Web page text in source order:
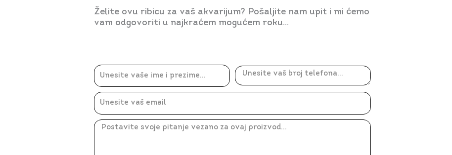
Želite ovu ribicu za vaš akvarijum? Pošaljite nam upit i mi ćemo
vam odgovoriti u najkraćem mogućem roku...
Ime
Email
Message